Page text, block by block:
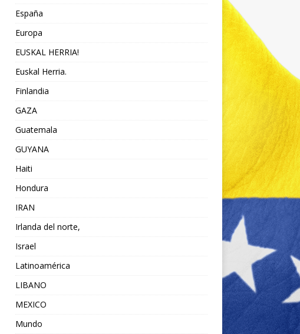
España
Europa
EUSKAL HERRIA!
Euskal Herria.
Finlandia
GAZA
Guatemala
GUYANA
Haiti
Hondura
IRAN
Irlanda del norte,
Israel
Latinoamérica
LIBANO
MEXICO
Mundo